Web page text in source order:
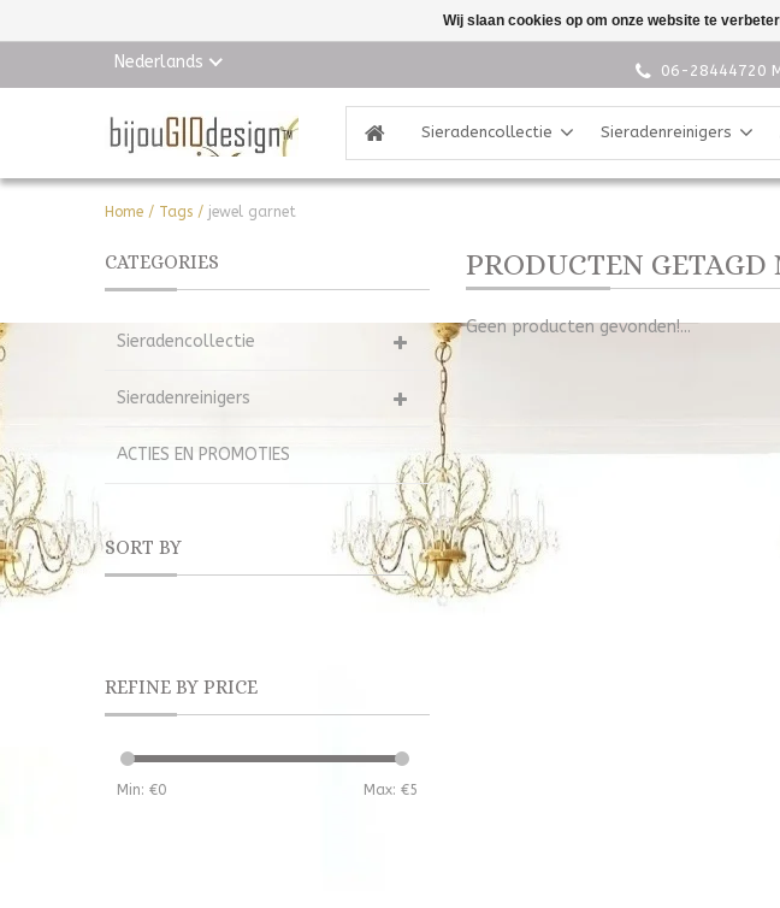
Nederlands 06-28444720
Sieradencollectie Sieradenreinigers
Home / Tags / jewel garnet
CATEGORIES
Sieradencollectie
Sieradenreinigers
ACTIES EN PROMOTIES
SORT BY
REFINE BY PRICE
Min: €0 Max: €5
PRODUCTEN GETAGD
Geen producten gevonden!...
Wij slaan cookies op om onze website te